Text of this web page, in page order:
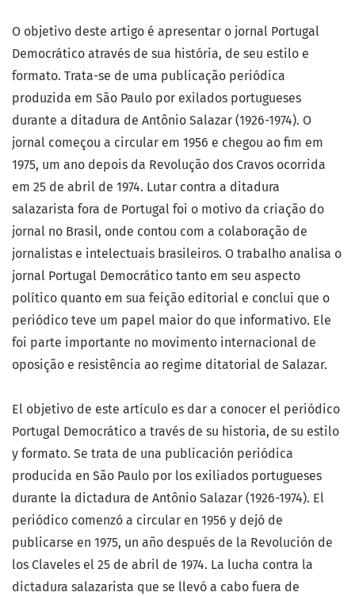
O objetivo deste artigo é apresentar o jornal Portugal
Democrático através de sua história, de seu estilo e
formato. Trata-se de uma publicação periódica
produzida em São Paulo por exilados portugueses
durante a ditadura de Antônio Salazar (1926-1974). O
jornal começou a circular em 1956 e chegou ao fim em
1975, um ano depois da Revolução dos Cravos ocorrida
em 25 de abril de 1974. Lutar contra a ditadura
salazarista fora de Portugal foi o motivo da criação do
jornal no Brasil, onde contou com a colaboração de
jornalistas e intelectuais brasileiros. O trabalho analisa o
jornal Portugal Democrático tanto em seu aspecto
político quanto em sua feição editorial e conclui que o
periódico teve um papel maior do que informativo. Ele
foi parte importante no movimento internacional de
oposição e resistência ao regime ditatorial de Salazar.
El objetivo de este artículo es dar a conocer el periódico
Portugal Democrático a través de su historia, de su estilo
y formato. Se trata de una publicación periódica
producida en São Paulo por los exiliados portugueses
durante la dictadura de Antônio Salazar (1926-1974). El
periódico comenzó a circular en 1956 y dejó de
publicarse en 1975, un año después de la Revolución de
los Claveles el 25 de abril de 1974. La lucha contra la
dictadura salazarista que se llevó a cabo fuera de